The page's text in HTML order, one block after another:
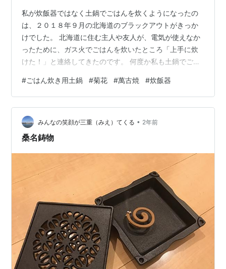
私が炊飯器ではなく土鍋でごはんを炊くようになったの
は、２０１８年９月の北海道のブラックアウトがきっか
けでした。 北海道に住む主人や友人が、電気が使えなか
ったために、ガス火でごはんを炊いたところ「上手に炊
けた！」と連絡してきたのです。 何度か私も土鍋でごは
はんがくっつき、洗うのが大変でした。 私がごはんを炊
くために、ごはん炊き専用の土鍋を買ったのは、２０１
９年の暮れでした。 ５年半前です。 ごはんがこびりつく
ことなく、洗う手間がずいぶん楽になりました。
www.betty0918.biz 毎日のように使っています。 近所の
#ごはん炊き用土鍋 #菊花 #萬古焼 #炊飯器
みんなの笑顔が三重（みえ）てくる • 2年前
桑名鋳物